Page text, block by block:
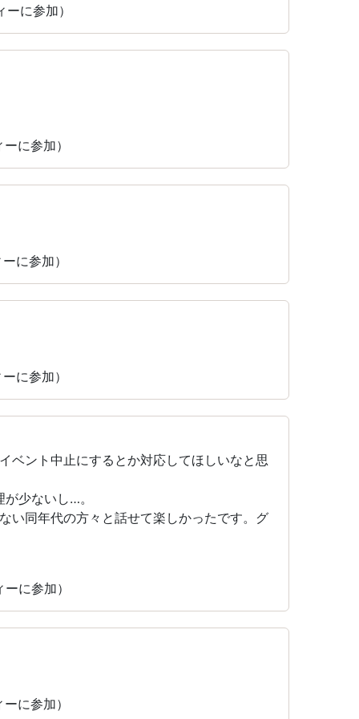
に参加）
に参加）
に参加）
に参加）
ベント中止にするとか対応してほしいなと思
少ないし…。
い同年代の方々と話せて楽しかったです。グ
に参加）
に参加）